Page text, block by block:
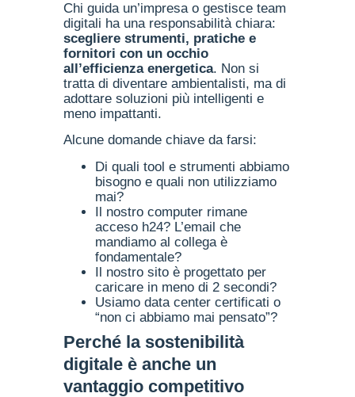
Chi guida un’impresa o gestisce team
digitali ha una responsabilità chiara:
scegliere strumenti, pratiche e
fornitori con un occhio
all’efficienza energetica. Non si
tratta di diventare ambientalisti, ma di
adottare soluzioni più intelligenti e
meno impattanti.
Alcune domande chiave da farsi:
Di quali tool e strumenti abbiamo
bisogno e quali non utilizziamo
mai?
Il nostro computer rimane
acceso h24? L’email che
mandiamo al collega è
fondamentale?
Il nostro sito è progettato per
caricare in meno di 2 secondi?
Usiamo data center certificati o
“non ci abbiamo mai pensato”?
Perché la sostenibilità
digitale è anche un
vantaggio competitivo